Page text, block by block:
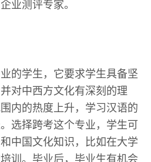
业测评专家。
的学生，它要求学生具备坚
对中西方文化有深刻的理
内的热度上升，学习汉语的
选择跨考这个专业，学生可
中国文化知识，比如在大学
训。毕业后，毕业生有机会